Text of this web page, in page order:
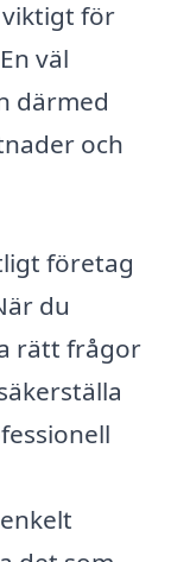
för
väl
därmed
och
företag
du
rätt frågor